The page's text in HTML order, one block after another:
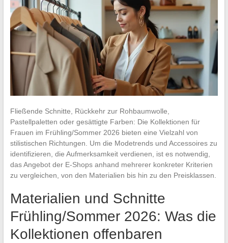
Fließende Schnitte, Rückkehr zur Rohbaumwolle,
Pastellpaletten oder gesättigte Farben: Die Kollektionen für
Frauen im Frühling/Sommer 2026 bieten eine Vielzahl von
stilistischen Richtungen. Um die Modetrends und Accessoires zu
identifizieren, die Aufmerksamkeit verdienen, ist es notwendig,
das Angebot der E-Shops anhand mehrerer konkreter Kriterien
zu vergleichen, von den Materialien bis hin zu den Preisklassen.
Materialien und Schnitte
Frühling/Sommer 2026: Was die
Kollektionen offenbaren